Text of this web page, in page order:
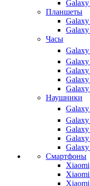
Планшеты
Galaxy
Часы
Наушники
Смартфоны
Xiaomi